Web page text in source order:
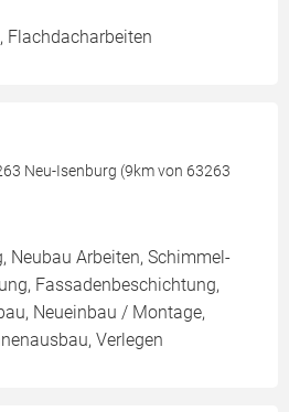
Flachdacharbeiten
Neu-Isenburg (9km von 63263
Neubau Arbeiten, Schimmel-
Fassadenbeschichtung,
Neueinbau / Montage,
Verlegen